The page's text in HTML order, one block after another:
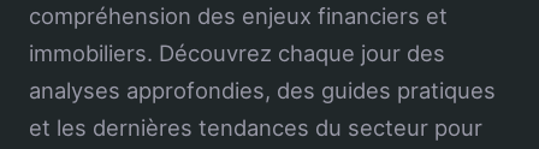
compréhension des enjeux financiers et
immobiliers. Découvrez chaque jour des
analyses approfondies, des guides pratiques
et les dernières tendances du secteur pour